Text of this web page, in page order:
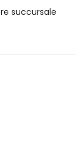
succursale